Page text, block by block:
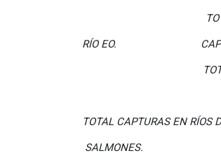
TOTAL DEL
RÍO EO.
TOTAL DEL
TOTAL CAPTURAS EN RÍOS
SALMONES.